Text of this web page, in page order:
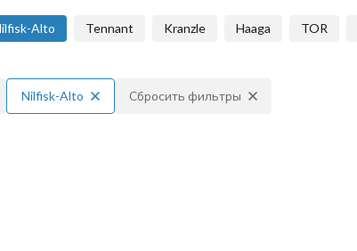
Alto Tennant Kranzle Haaga TOR
Nilfisk-Alto Сбросить фильтры